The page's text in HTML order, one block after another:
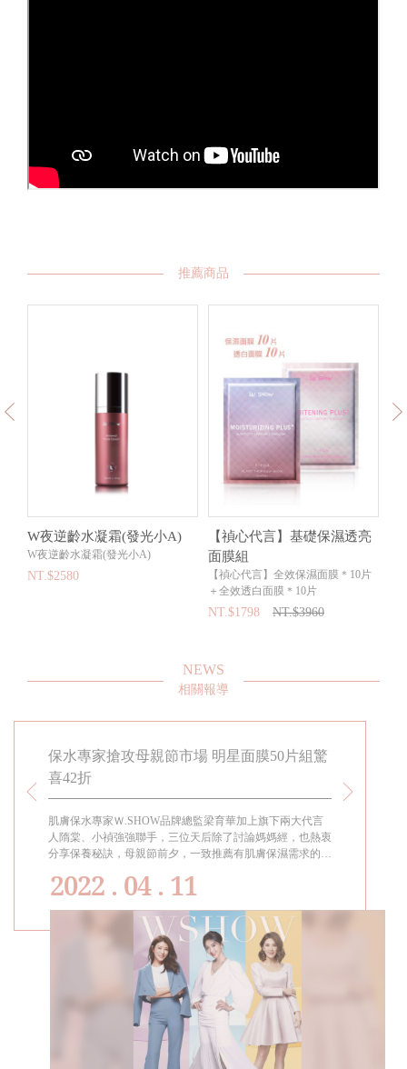
推薦商品
W夜逆齡水凝霜(發光小A)
W夜逆齡水凝霜(發光小A)
NT.$2580
【禎心代言】基礎保濕透亮
面膜組
【禎心代言】全效保濕面膜＊10片
＋全效透白面膜＊10片
NT.$1798 NT.$3960
NEWS
相關報導
保水專家搶攻母親節市場 明星面膜50片組驚
喜42折
肌膚保水專家Ｗ.SHOW品牌總監梁育華加上旗下兩大代言
人隋棠、小禎強強聯手，三位天后除了討論媽媽經，也熱衷
分享保養秘訣，母親節前夕，一致推薦有肌膚保濕需求的消
華、全效玫瑰水等Ｗ.SHOW超級明星商品，體驗隋棠所說
三大明星
2022 . 04 . 11